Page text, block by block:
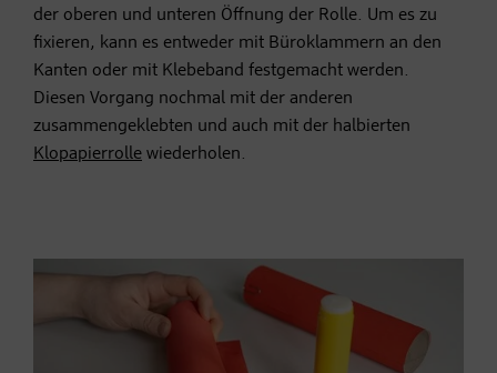
der oberen und unteren Öffnung der Rolle. Um es zu
fixieren, kann es entweder mit Büroklammern an den
Kanten oder mit Klebeband festgemacht werden.
Diesen Vorgang nochmal mit der anderen
zusammengeklebten und auch mit der halbierten
Klopapierrolle wiederholen.